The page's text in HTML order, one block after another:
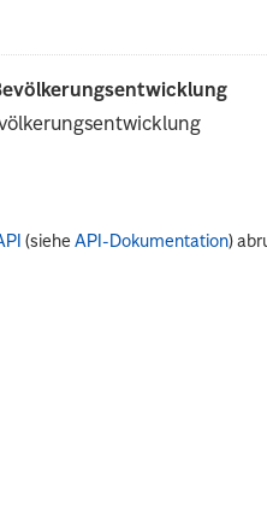
(sieheAPI-Dokumentation)